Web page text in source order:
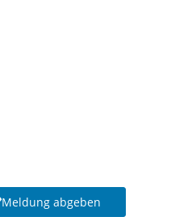
Meldung abgeben